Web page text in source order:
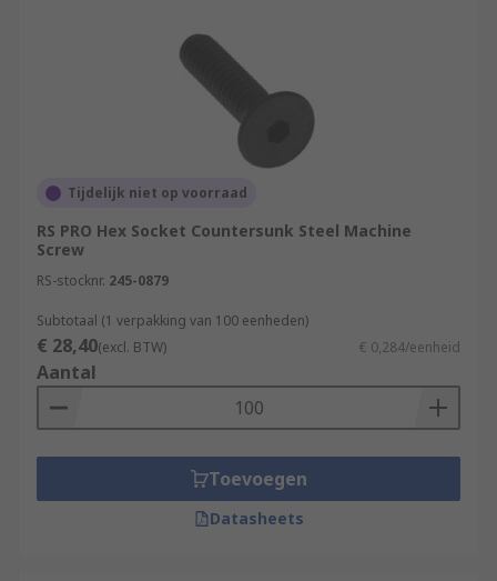
Tijdelijk niet op voorraad
RS PRO Hex Socket Countersunk Steel Machine
Screw
RS-stocknr. 245-0879
Subtotaal (1 verpakking van 100 eenheden)
€ 28,40(excl. BTW) € 0,284/eenheid
Aantal
Toevoegen
Datasheets